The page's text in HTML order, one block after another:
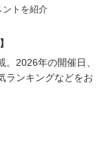
トを紹介
。2026年の開催日、
ランキングなどをお